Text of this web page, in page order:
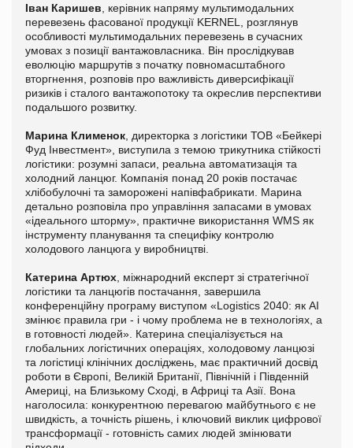
Іван Каришев , керівник напряму мультимодальних
перевезень фасованої продукції KERNEL, розглянув
особливості мультимодальних перевезень в сучасних
умовах з позиції вантажовласника. Він прослідкував
еволюцію маршрутів з початку повномасштабного
вторгнення, розповів про важливість диверсифікації
ризиків і сталого вантажопотоку та окреслив перспективи
подальшого розвитку.
Марина Клименок , директорка з логістики ТОВ «Бейкері
Фуд Інвестмент», виступила з темою трикутника стійкості
логістики: розумні запаси, реальна автоматизація та
холодний ланцюг. Компанія понад 20 років постачає
хлібобулочні та заморожені напівфабрикати. Марина
детально розповіла про управління запасами в умовах
«ідеального шторму», практичне використання WMS як
інструменту планування та специфіку контролю
холодового ланцюга у виробництві.
Катерина Артюх , міжнародний експерт зі стратегічної
логістики та ланцюгів постачання, завершила
конференційну програму виступом «Logistics 2040: як AI
змінює правила гри - і чому проблема не в технологіях, а
в готовності людей». Катерина спеціалізується на
глобальних логістичних операціях, холодовому ланцюзі
та логістиці клінічних досліджень, має практичний досвід
роботи в Європі, Великій Британії, Північній і Південній
Америці, на Близькому Сході, в Африці та Азії. Вона
наголосила: конкурентною перевагою майбутнього є не
швидкість, а точність рішень, і ключовий виклик цифрової
трансформації - готовність самих людей змінювати